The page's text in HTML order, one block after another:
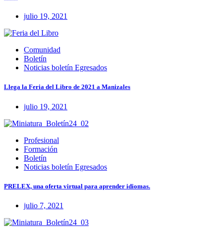
julio 19, 2021
Comunidad
Boletín
Noticias boletín Egresados
Llega la Feria del Libro de 2021 a Manizales
julio 19, 2021
Profesional
Formación
Boletín
Noticias boletín Egresados
PRELEX, una oferta virtual para aprender idiomas.
julio 7, 2021